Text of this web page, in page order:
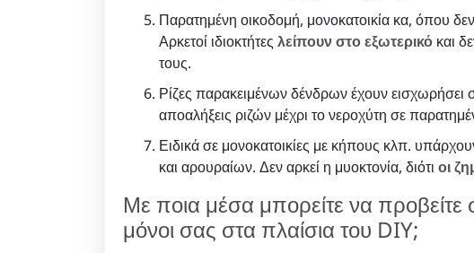
Παρατημένη οικοδομή, μονοκατοικία κα, όπου
Αρκετοί ιδιοκτήτες λείπουν στο εξωτερικό και
τους.
Ρίζες παρακειμένων δένδρων έχουν εισχωρήσει
αποαλήξεις ριζών μέχρι το νεροχύτη σε
Ειδικά σε μονοκατοικίες με κήπους κλπ.
και αρουραίων. Δεν αρκεί η μυοκτονία, διότι οι
Με ποια μέσα μπορείτε να
μόνοι σας στα πλαίσια του DIY;